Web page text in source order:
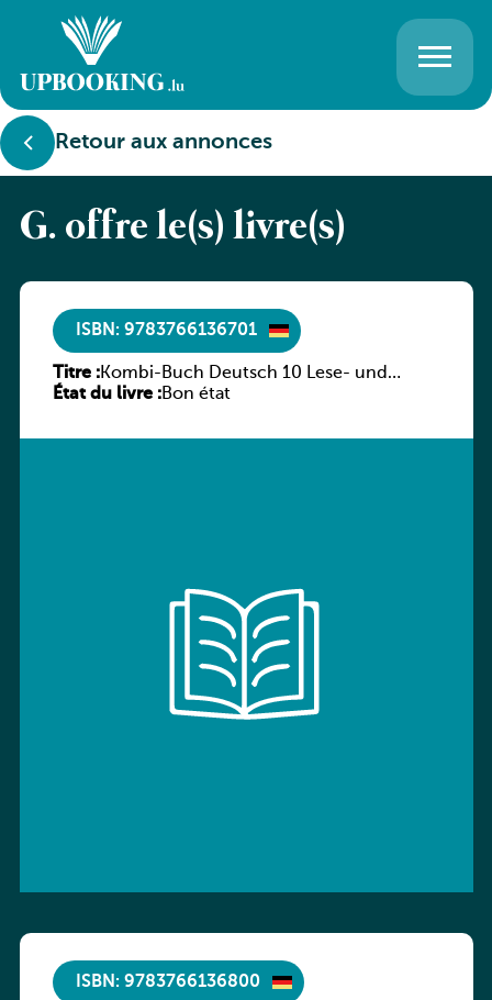
Retour aux annonces
G. offre le(s) livre(s)
ISBN: 9783766136701
Titre :Kombi-Buch Deutsch 10 Lese- und
Sprachbuch
État du livre :Bon état
ISBN: 9783766136800